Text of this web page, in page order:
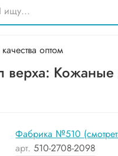
оптом
Фабрика №510
арт.510-2708-2098